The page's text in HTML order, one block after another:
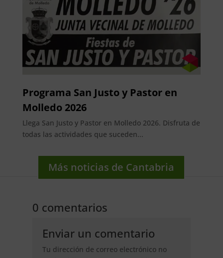
Programa San Justo y Pastor en
Molledo 2026
Llega San Justo y Pastor en Molledo 2026. Disfruta de
todas las actividades que suceden...
Más noticias de Cantabria
0 comentarios
Enviar un comentario
Tu dirección de correo electrónico no